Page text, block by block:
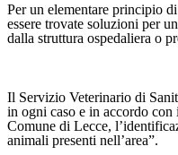
Per un elementare principio
essere trovate soluzioni per
dalla struttura ospedaliera o
Il Servizio Veterinario di
in ogni caso e in accordo
Comune di Lecce,
animali presenti nell’area”.